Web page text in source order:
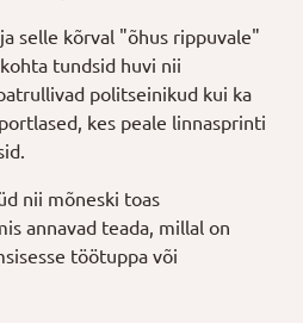
selle kõrval "õhus rippuvale"
tundsid huvi nii
politseinikud kui ka
kes peale linnasprinti
nii mõneski toas
annavad teada, millal on
töötuppa või